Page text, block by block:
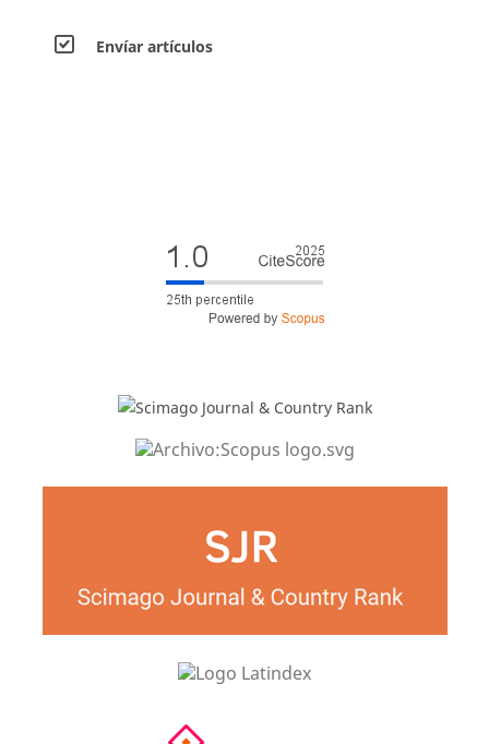
Envíar artículos